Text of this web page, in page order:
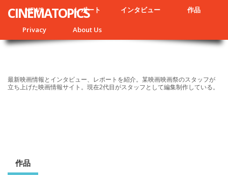
NEWS レポート インタビュー 作品
Privacy About Us
CINEMATOPICS
最新映画情報とインタビュー、レポートを紹介。某映画映画祭のスタッフが
立ち上げた映画情報サイト。現在2代目がスタッフとして編集制作している。
作品